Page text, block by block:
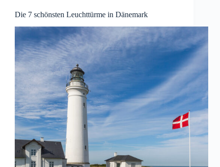
Die 7 schönsten Leuchttürme in Dänemark